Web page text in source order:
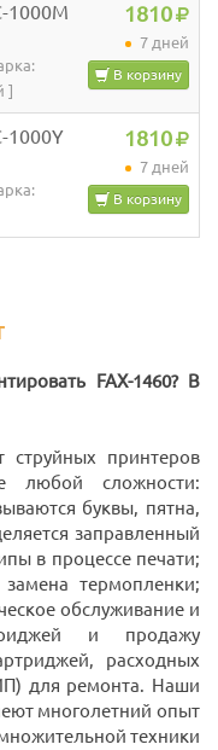
1000M
]
1810
7 дней
В корзину
1000Y
1810
7 дней
В корзину
FAX-1460? В
струйных принтеров
любой сложности:
буквы, пятна,
заправленный
в процессе печати;
термопленки;
обслуживание и
и продажу
расходных
для ремонта. Наши
многолетний опыт
техники